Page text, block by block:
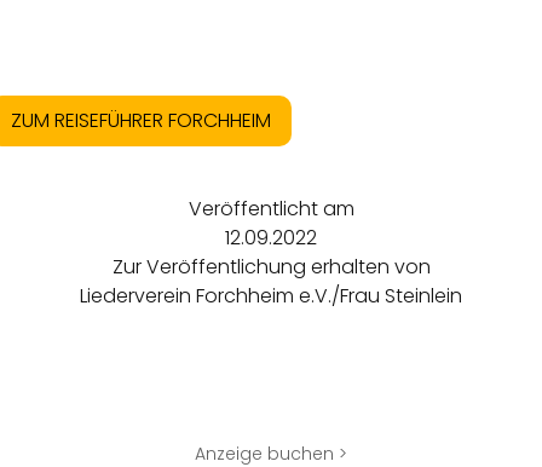
ZUM REISEFÜHRER FORCHHEIM
Veröffentlicht am
12.09.2022
Zur Veröffentlichung erhalten von
Liederverein Forchheim e.V./Frau Steinlein
Anzeige buchen >